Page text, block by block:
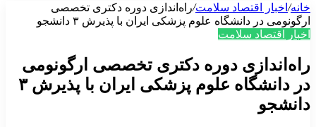
خانه/ اخبار اقتصاد سلامت/راه‌اندازی دوره دکتری تخصصی
ارگونومی در دانشگاه علوم پزشکی ایران با پذیرش ۳ دانشجو
اخبار اقتصاد سلامت
راه‌اندازی دوره دکتری تخصصی ارگونومی
در دانشگاه علوم پزشکی ایران با پذیرش ۳
دانشجو